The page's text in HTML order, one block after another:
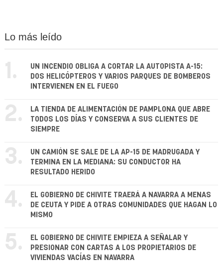
Lo más leído
1.
UN INCENDIO OBLIGA A CORTAR LA AUTOPISTA A-15:
DOS HELICÓPTEROS Y VARIOS PARQUES DE BOMBEROS
INTERVIENEN EN EL FUEGO
2.
LA TIENDA DE ALIMENTACIÓN DE PAMPLONA QUE ABRE
TODOS LOS DÍAS Y CONSERVA A SUS CLIENTES DE
SIEMPRE
3.
UN CAMIÓN SE SALE DE LA AP-15 DE MADRUGADA Y
TERMINA EN LA MEDIANA: SU CONDUCTOR HA
RESULTADO HERIDO
4.
EL GOBIERNO DE CHIVITE TRAERÁ A NAVARRA A MENAS
DE CEUTA Y PIDE A OTRAS COMUNIDADES QUE HAGAN LO
MISMO
5.
EL GOBIERNO DE CHIVITE EMPIEZA A SEÑALAR Y
PRESIONAR CON CARTAS A LOS PROPIETARIOS DE
VIVIENDAS VACÍAS EN NAVARRA